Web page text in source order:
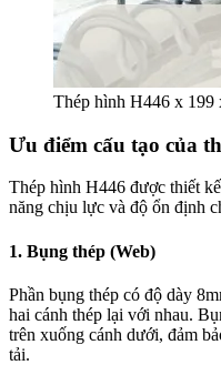
Thép hình H446 x 199
Ưu điểm cấu tạo của
Thép hình H446 được thiết
năng chịu lực và độ ổn định
1. Bụng thép (Web)
Phần bụng thép có độ dày
hai cánh thép lại với nhau.
trên xuống cánh dưới, đảm
tải.